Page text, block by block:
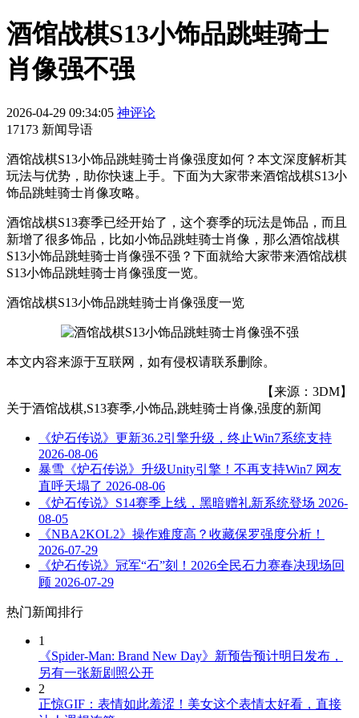
酒馆战棋S13小饰品跳蛙骑士
肖像强不强
2026-04-29 09:34:05 神评论
17173 新闻导语
酒馆战棋S13小饰品跳蛙骑士肖像强度如何？本文深度解析其
玩法与优势，助你快速上手。下面为大家带来酒馆战棋S13小
饰品跳蛙骑士肖像攻略。
酒馆战棋S13赛季已经开始了，这个赛季的玩法是饰品，而且
新增了很多饰品，比如小饰品跳蛙骑士肖像，那么酒馆战棋
S13小饰品跳蛙骑士肖像强不强？下面就给大家带来酒馆战棋
S13小饰品跳蛙骑士肖像强度一览。
酒馆战棋S13小饰品跳蛙骑士肖像强度一览
本文内容来源于互联网，如有侵权请联系删除。
【来源：3DM】
关于酒馆战棋,S13赛季,小饰品,跳蛙骑士肖像,强度的新闻
《炉石传说》更新36.2引擎升级，终止Win7系统支持
2026-08-06
暴雪《炉石传说》升级Unity引擎！不再支持Win7 网友
直呼天塌了 2026-08-06
《炉石传说》S14赛季上线，黑暗赠礼新系统登场 2026-
08-05
《NBA2KOL2》操作难度高？收藏保罗强度分析！
2026-07-29
《炉石传说》冠军“石”刻！2026全民石力赛春决现场回
顾 2026-07-29
热门新闻排行
1
《Spider-Man: Brand New Day》新预告预计明日发布，
另有一张新剧照公开
2
正惊GIF：表情如此羞涩！美女这个表情太好看，直接